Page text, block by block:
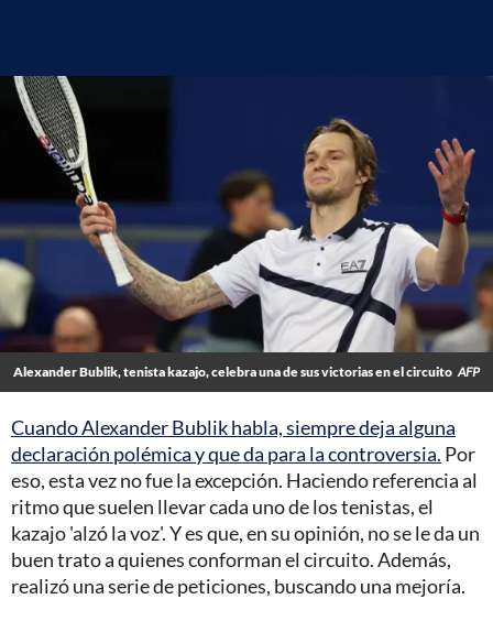
Alexander Bublik, tenista kazajo, celebra una de sus victorias en el circuito AFP
Cuando Alexander Bublik habla, siempre deja alguna
declaración polémica y que da para la controversia. Por
eso, esta vez no fue la excepción. Haciendo referencia al
ritmo que suelen llevar cada uno de los tenistas, el
kazajo 'alzó la voz'. Y es que, en su opinión, no se le da un
buen trato a quienes conforman el circuito. Además,
realizó una serie de peticiones, buscando una mejoría.